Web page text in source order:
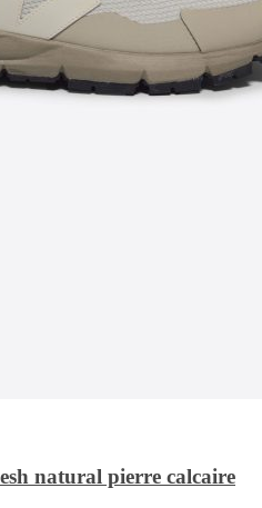
natural pierre calcaire